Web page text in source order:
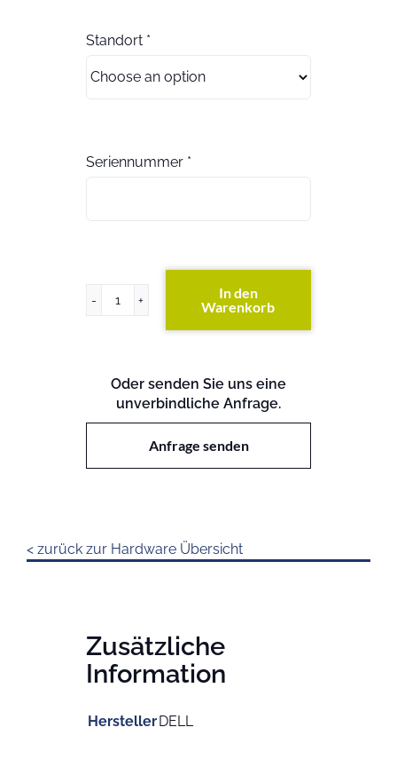
Standort *
Seriennummer *
PowerEdge
In den
Warenkorb
Oder senden Sie uns eine
unverbindliche Anfrage.
Anfrage senden
< zurück zur Hardware Übersicht
Zusätzliche
Information
HerstellerDELL